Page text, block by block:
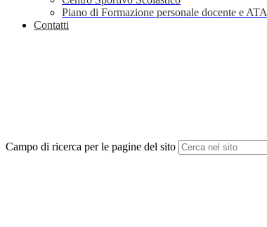
Piano di Formazione personale docente e ATA
Contatti
Campo di ricerca per le pagine del sito